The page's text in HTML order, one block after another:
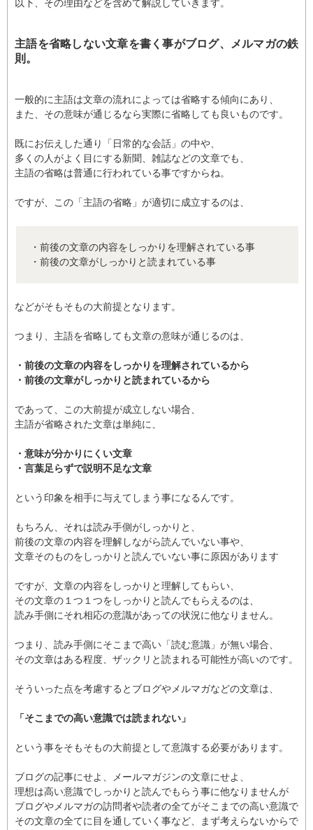
以下、その理由などを含めて解説していきます。
主語を省略しない文章を書く事がブログ、メルマガの鉄
則。
一般的に主語は文章の流れによっては省略する傾向にあり、
また、その意味が通じるなら実際に省略しても良いものです。
既にお伝えした通り「日常的な会話」の中や、
多くの人がよく目にする新聞、雑誌などの文章でも、
主語の省略は普通に行われている事ですからね。
ですが、この「主語の省略」が適切に成立するのは、
・前後の文章の内容をしっかりを理解されている事
・前後の文章がしっかりと読まれている事
などがそもそもの大前提となります。
つまり、主語を省略しても文章の意味が通じるのは、
・前後の文章の内容をしっかりを理解されているから
・前後の文章がしっかりと読まれているから
であって、この大前提が成立しない場合、
主語が省略された文章は単純に、
・意味が分かりにくい文章
・言葉足らずで説明不足な文章
という印象を相手に与えてしまう事になるんです。
もちろん、それは読み手側がしっかりと、
前後の文章の内容を理解しながら読んでいない事や、
文章そのものをしっかりと読んでいない事に原因があります
ですが、文章の内容をしっかりと理解してもらい、
その文章の１つ１つをしっかりと読んでもらえるのは、
読み手側にそれ相応の意識があっての状況に他なりません。
つまり、読み手側にそこまで高い「読む意識」が無い場合、
その文章はある程度、ザックリと読まれる可能性が高いのです。
そういった点を考慮するとブログやメルマガなどの文章は、
「そこまでの高い意識では読まれない」
という事をそもそもの大前提として意識する必要があります。
ブログの記事にせよ、メールマガジンの文章にせよ、
理想は高い意識でしっかりと読んでもらう事に他なりませんが
ブログやメルマガの訪問者や読者の全てがそこまでの高い意識で
その文章の全てに目を通していく事など、まず考えらないからで